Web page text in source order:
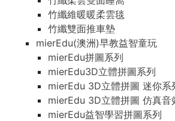
竹纖維暖暖柔雲毯
竹纖雙面推車墊
mierEdu(澳洲)早教益智童玩
mierEdu拼圖系列
mierEdu3D立體拼圖系列
mierEdu 3D立體拼圖 迷你系
mierEdu 3D立體拼圖 仿真音
mierEdu益智學習拼圖系列